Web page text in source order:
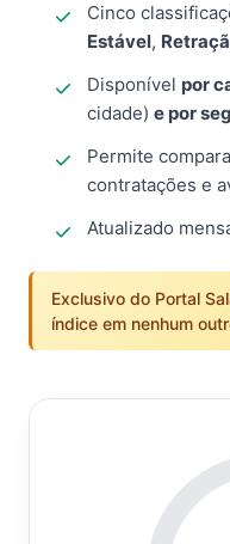
Cinco
Estável,
Disponível por
cidade) e por
Permite
contratações e
Atualizado
Exclusivo do Portal
índice em nenhum